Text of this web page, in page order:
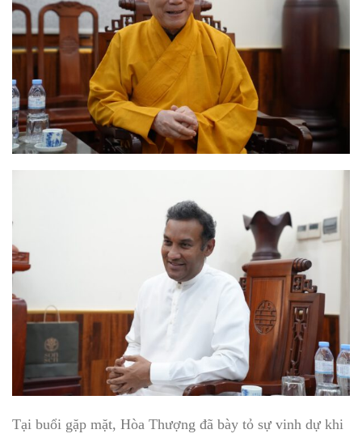
Tại buổi gặp mặt, Hòa Thượng đã bày tỏ sự vinh dự khi